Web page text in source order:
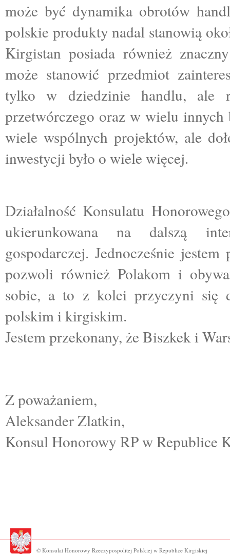
może być dynamika obrotów
polskie produkty nadal stanowią
Kirgistan posiada również
może stanowić przedmiot
tylko w dziedzinie handlu, ale
przetwórczego oraz w wielu
wiele wspólnych projektów, ale
inwestycji było o wiele więcej.
Działalność Konsulatu
ukierunkowana na dalszą
gospodarczej. Jednocześnie
pozwoli również Polakom i
sobie, a to z kolei przyczyni się
polskim i kirgiskim.
Jestem przekonany, że Biszkek i
Z poważaniem,
Aleksander Zlatkin,
Konsul Honorowy RP w Republice
© Konsulat Honorowy Rzeczypospolitej Polskiej w Republice Kirgiskiej